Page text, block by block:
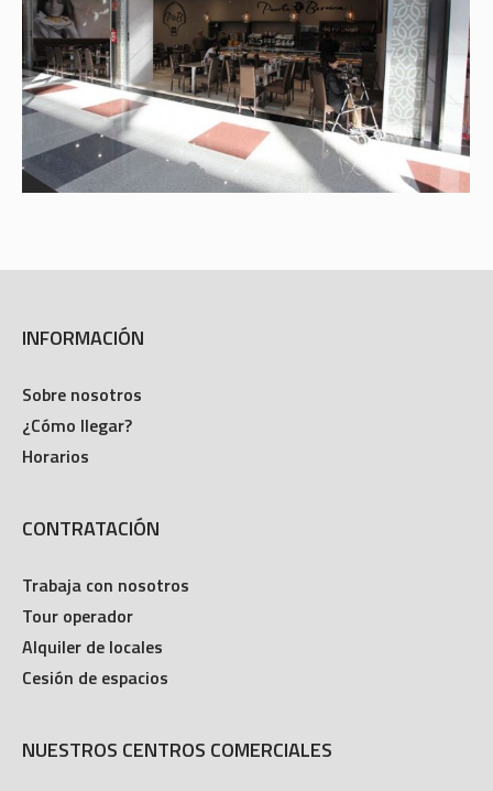
INFORMACIÓN
Sobre nosotros
¿Cómo llegar?
Horarios
CONTRATACIÓN
Trabaja con nosotros
Tour operador
Alquiler de locales
Cesión de espacios
NUESTROS CENTROS COMERCIALES